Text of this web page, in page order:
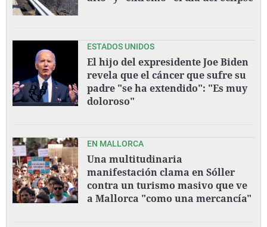
ESTADOS UNIDOS
El hijo del expresidente Joe Biden
revela que el cáncer que sufre su
padre "se ha extendido": "Es muy
doloroso"
EN MALLORCA
Una multitudinaria
manifestación clama en Sóller
contra un turismo masivo que ve
a Mallorca "como una mercancía"